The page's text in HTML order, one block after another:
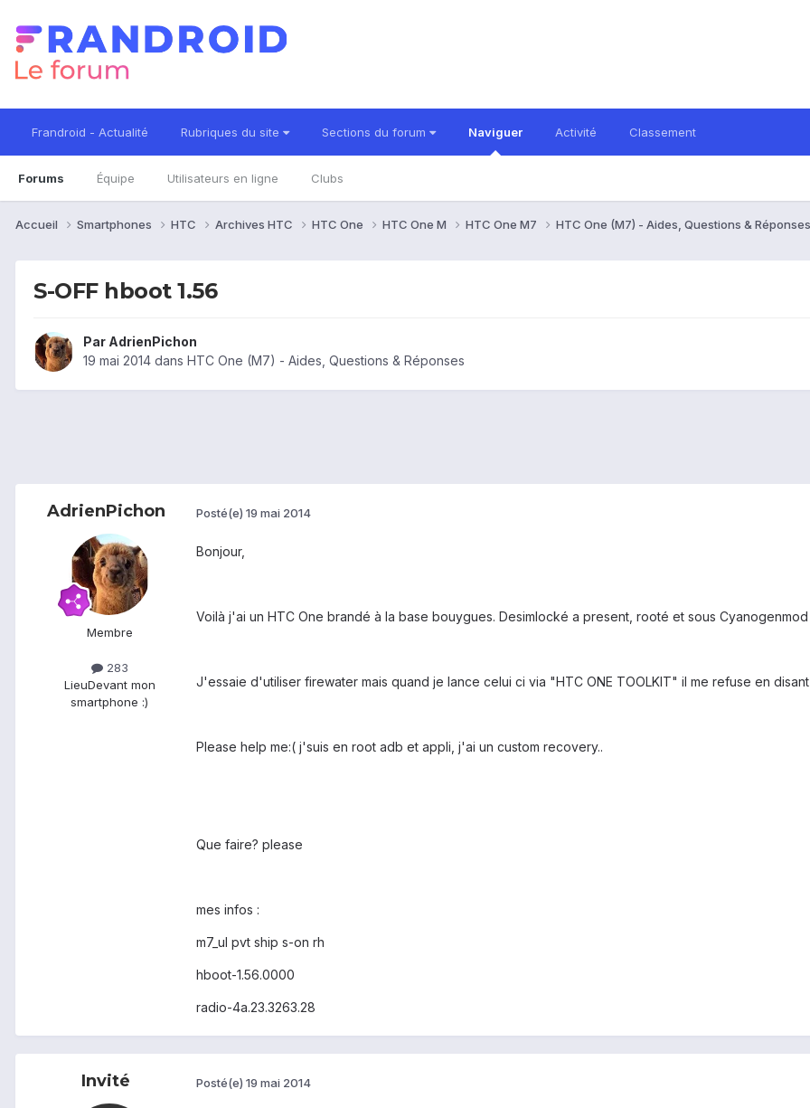
Frandroid - Actualité Rubriques du site Sections du forum Naviguer
Forums Équipe Utilisateurs en ligne Clubs
Activité Classement
Accueil Smartphones HTC Archives HTC HTC One HTC One M HTC One M7 HTC One (M7) - Aides, Questions & Réponses
S-OFF hboot 1.56
Par AdrienPichon
19 mai 2014 dans HTC One (M7) - Aides, Questions & Réponses
AdrienPichon
Membre
283
LieuDevant mon
smartphone :)
Posté(e) 19 mai 2014
Bonjour,
Voilà j'ai un HTC One brandé à la base bouygues. Desimlocké a present, rooté et sous
J'essaie d'utiliser firewater mais quand je lance celui ci via "HTC ONE TOOLKIT" il me refuse en
Please help me:( j'suis en root adb et appli, j'ai un custom recovery..
Que faire? please
mes infos :
m7_ul pvt ship s-on rh
hboot-1.56.0000
radio-4a.23.3263.28
Invité Posté(e) 19 mai 2014